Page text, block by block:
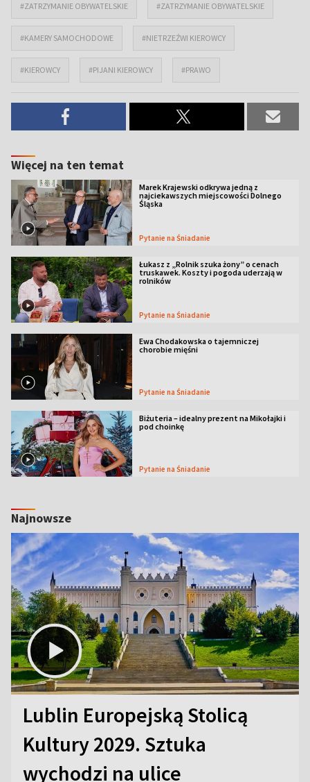
#ZATRZYMANIE OBYWATELSKIE #ZATRZYMANIE OBYWATELSKIE
#KAMERY SAMOCHODOWE #NIETRZEŹWI KIEROWCY
#KIEROWCY #PIJANI KIEROWCY #PRAWO
Więcej na ten temat
Marek Krajewski odkrywa jedną z
najciekawszych miejscowości Dolnego
Śląska
Pytanie na Śniadanie
Łukasz z „Rolnik szuka żony” o cenach
truskawek. Koszty i pogoda uderzają w
rolników
Pytanie na Śniadanie
Ewa Chodakowska o tajemniczej
chorobie mięśni
Pytanie na Śniadanie
Biżuteria – idealny prezent na Mikołajki i
pod choinkę
Pytanie na Śniadanie
Najnowsze
Lublin Europejską Stolicą
Kultury 2029. Sztuka
wychodzi na ulice